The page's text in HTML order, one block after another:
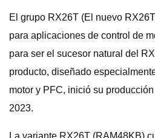
El grupo RX26T (El nuevo
para aplicaciones de control de
para ser el sucesor natural del
producto, diseñado
motor y PFC, inició su
2023.
La variante RX26T (RAM48KB)